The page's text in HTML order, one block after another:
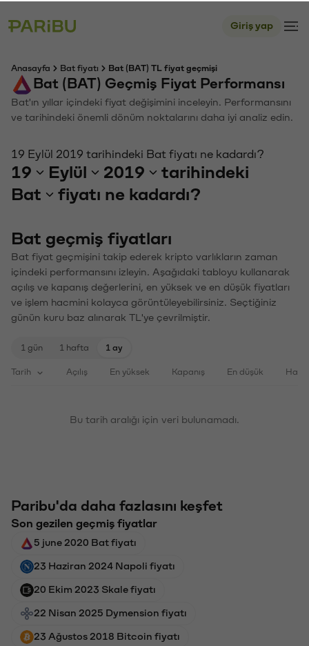
Giriş yap
Anasayfa Bat fiyatı Bat (BAT) TL fiyat geçmişi
Bat (BAT) Geçmiş Fiyat Performansı
Bat'ın yıllar içindeki fiyat değişimini inceleyin. Performansını
ve tarihindeki önemli dönüm noktalarını daha iyi analiz edin.
19 Eylül 2019 tarihindeki Bat fiyatı ne kadardı?
19 Eylül 2019
tarihindeki
Bat
fiyatı ne kadardı?
Bat geçmiş fiyatları
Bat fiyat geçmişini takip ederek kripto varlıkların zaman
içindeki performansını izleyin. Aşağıdaki tabloyu kullanarak
açılış ve kapanış değerlerini, en yüksek ve en düşük fiyatları
ve işlem hacmini kolayca görüntüleyebilirsiniz. Seçtiğiniz
günün kuru baz alınarak TL'ye çevrilmiştir.
1 gün 1 hafta 1 ay
Tarih Açılış En yüksek Kapanış En düşük
Bu tarih aralığı için veri bulunamadı.
Paribu'da daha fazlasını keşfet
Son gezilen geçmiş fiyatlar
5 june 2020 Bat fiyatı
23 Haziran 2024 Napoli fiyatı
20 Ekim 2023 Skale fiyatı
22 Nisan 2025 Dymension fiyatı
23 Ağustos 2018 Bitcoin fiyatı